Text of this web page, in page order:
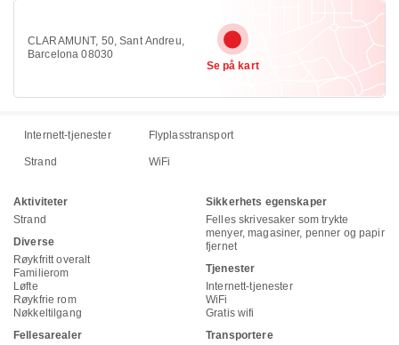
CLARAMUNT, 50, Sant Andreu,
Barcelona 08030
Se på kart
Internett-tjenester Flyplasstransport
Strand WiFi
Aktiviteter
Strand
Diverse
Røykfritt overalt
Familierom
Løfte
Røykfrie rom
Nøkkeltilgang
Fellesarealer
Sikkerhets egenskaper
Felles skrivesaker som trykte
menyer, magasiner, penner og papir
fjernet
Tjenester
Internett-tjenester
WiFi
Gratis wifi
Transportere